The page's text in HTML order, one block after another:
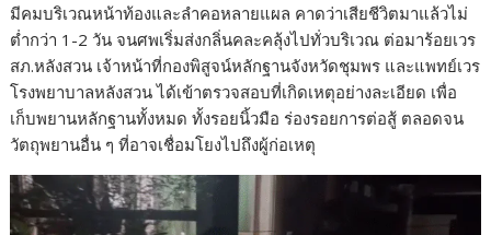
มีคมบริเวณหน้าท้องและลำคอหลายแผล คาดว่าเสียชีวิตมาแล้วไม่
ต่ำกว่า 1-2 วัน จนศพเริ่มส่งกลิ่นคละคลุ้งไปทั่วบริเวณ ต่อมาร้อยเวร
สภ.หลังสวน เจ้าหน้าที่กองพิสูจน์หลักฐานจังหวัดชุมพร และแพทย์เวร
โรงพยาบาลหลังสวน ได้เข้าตรวจสอบที่เกิดเหตุอย่างละเอียด เพื่อ
เก็บพยานหลักฐานทั้งหมด ทั้งรอยนิ้วมือ ร่องรอยการต่อสู้ ตลอดจน
วัตถุพยานอื่น ๆ ที่อาจเชื่อมโยงไปถึงผู้ก่อเหตุ